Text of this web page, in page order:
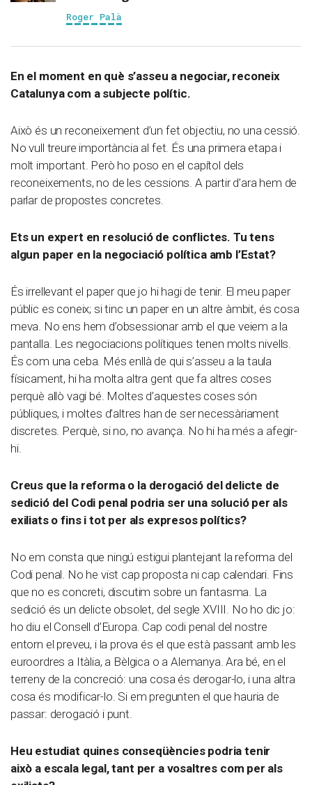
Roger Palà
En el moment en què s’asseu a negociar, reconeix
Catalunya com a subjecte polític.
Això és un reconeixement d’un fet objectiu, no una cessió.
No vull treure importància al fet. És una primera etapa i
molt important. Però ho poso en el capítol dels
reconeixements, no de les cessions. A partir d’ara hem de
parlar de propostes concretes.
Ets un expert en resolució de conflictes. Tu tens
algun paper en la negociació política amb l’Estat?
És irrellevant el paper que jo hi hagi de tenir. El meu paper
públic es coneix; si tinc un paper en un altre àmbit, és cosa
meva. No ens hem d’obsessionar amb el que veiem a la
pantalla. Les negociacions polítiques tenen molts nivells.
És com una ceba. Més enllà de qui s’asseu a la taula
físicament, hi ha molta altra gent que fa altres coses
perquè allò vagi bé. Moltes d’aquestes coses són
públiques, i moltes d’altres han de ser necessàriament
discretes. Perquè, si no, no avança. No hi ha més a afegir-
hi.
Creus que la reforma o la derogació del delicte de
sedició del Codi penal podria ser una solució per als
exiliats o fins i tot per als expresos polítics?
No em consta que ningú estigui plantejant la reforma del
Codi penal. No he vist cap proposta ni cap calendari. Fins
que no es concreti, discutim sobre un fantasma. La
sedició és un delicte obsolet, del segle XVIII. No ho dic jo:
ho diu el Consell d’Europa. Cap codi penal del nostre
entorn el preveu, i la prova és el que està passant amb les
euroordres a Itàlia, a Bèlgica o a Alemanya. Ara bé, en el
terreny de la concreció: una cosa és derogar-lo, i una altra
cosa és modificar-lo. Si em pregunten el que hauria de
passar: derogació i punt.
Heu estudiat quines conseqüències podria tenir
això a escala legal, tant per a vosaltres com per als